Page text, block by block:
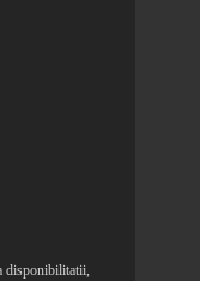
disponibilitatii,